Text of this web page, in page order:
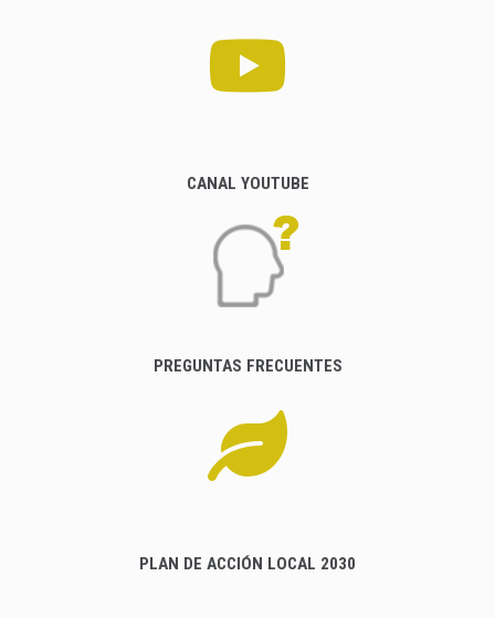
CANAL YOUTUBE
PREGUNTAS FRECUENTES
PLAN DE ACCIÓN LOCAL 2030